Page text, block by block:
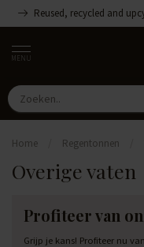
Reused, recycled and
MENU
Home Regentonnen
Overige vaten
Profiteer van
Grijp je kans! Profiteer nu